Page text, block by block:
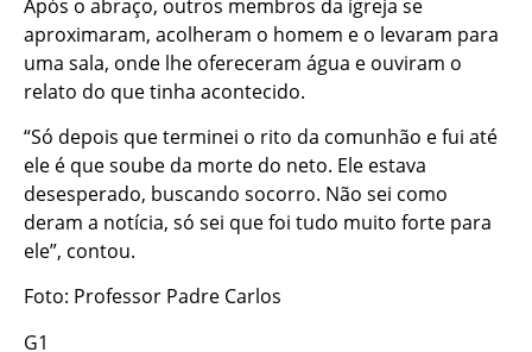
Após o abraço, outros membros da igreja se
aproximaram, acolheram o homem e o levaram para
uma sala, onde lhe ofereceram água e ouviram o
relato do que tinha acontecido.
“Só depois que terminei o rito da comunhão e fui até
ele é que soube da morte do neto. Ele estava
desesperado, buscando socorro. Não sei como
deram a notícia, só sei que foi tudo muito forte para
ele”, contou.
Foto: Professor Padre Carlos
G1